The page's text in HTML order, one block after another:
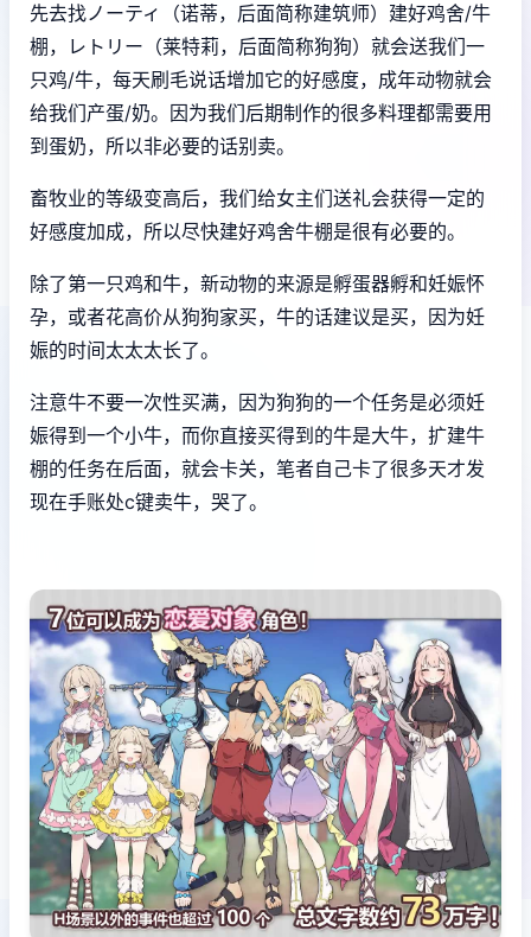
先去找ノーティ（诺蒂，后面简称建筑师）建好鸡舍/牛
棚，レトリー（莱特莉，后面简称狗狗）就会送我们一
只鸡/牛，每天刷毛说话增加它的好感度，成年动物就会
给我们产蛋/奶。因为我们后期制作的很多料理都需要用
到蛋奶，所以非必要的话别卖。
畜牧业的等级变高后，我们给女主们送礼会获得一定的
好感度加成，所以尽快建好鸡舍牛棚是很有必要的。
除了第一只鸡和牛，新动物的来源是孵蛋器孵和妊娠怀
孕，或者花高价从狗狗家买，牛的话建议是买，因为妊
娠的时间太太太长了。
注意牛不要一次性买满，因为狗狗的一个任务是必须妊
娠得到一个小牛，而你直接买得到的牛是大牛，扩建牛
棚的任务在后面，就会卡关，笔者自己卡了很多天才发
现在手账处c键卖牛，哭了。